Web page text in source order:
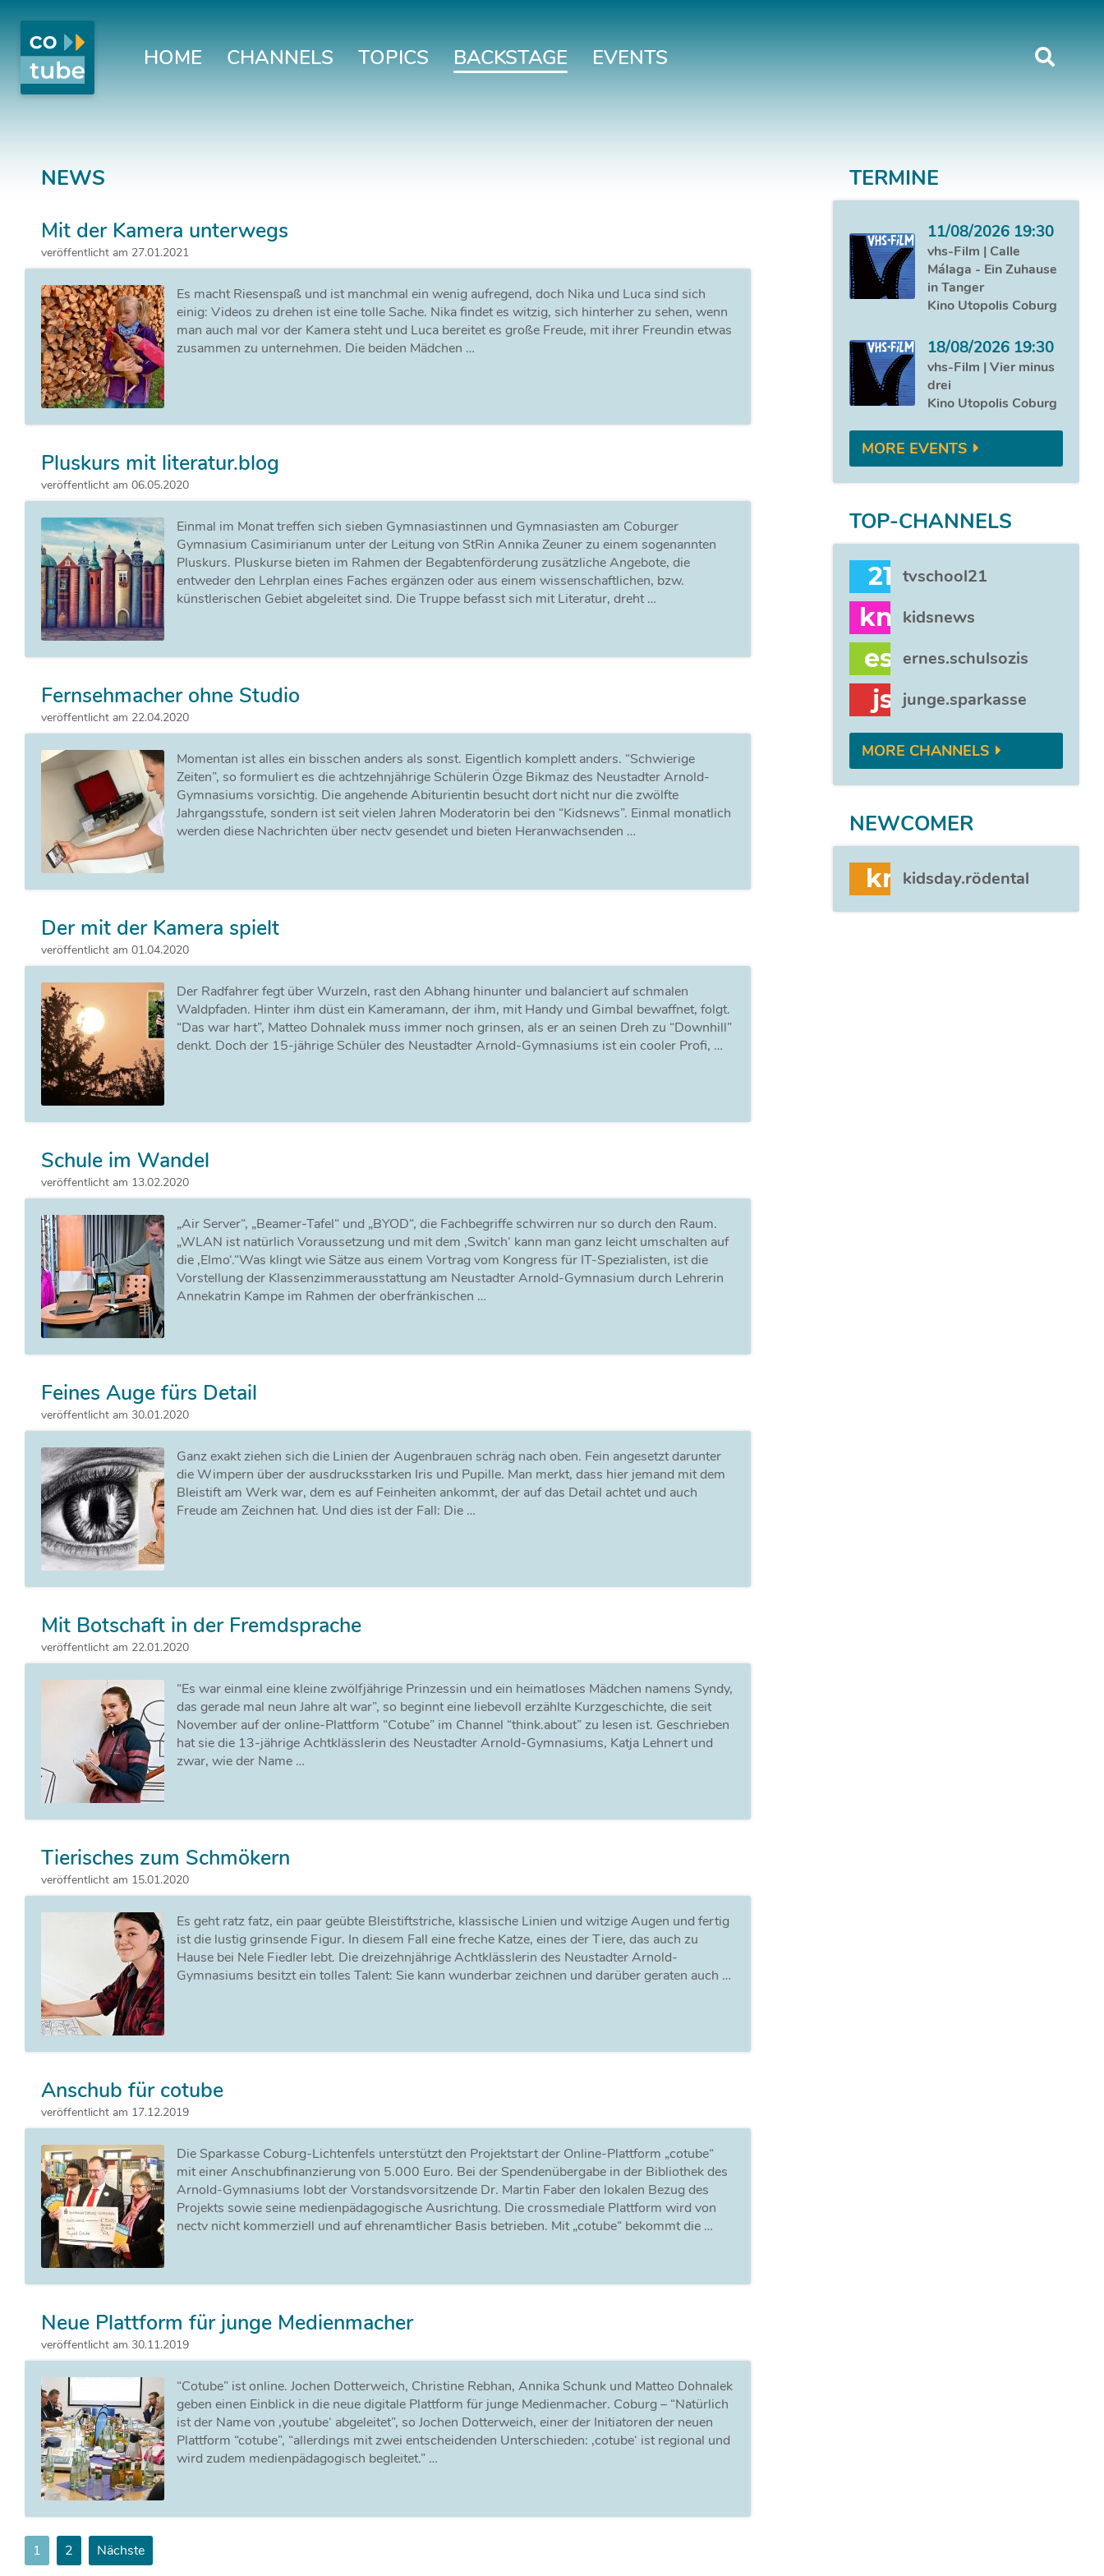
HOME CHANNELS TOPICS BACKSTAGE EVENTS
NEWS
Mit der Kamera unterwegs
veröffentlicht am 27.01.2021
Es macht Riesenspaß und ist manchmal ein wenig aufregend, doch Nika und Luca sind sich
einig: Videos zu drehen ist eine tolle Sache. Nika findet es witzig, sich hinterher zu sehen, wenn
man auch mal vor der Kamera steht und Luca bereitet es große Freude, mit ihrer Freundin etwas
zusammen zu unternehmen. Die beiden Mädchen …
Pluskurs mit literatur.blog
veröffentlicht am 06.05.2020
Einmal im Monat treffen sich sieben Gymnasiastinnen und Gymnasiasten am Coburger
Gymnasium Casimirianum unter der Leitung von StRin Annika Zeuner zu einem sogenannten
Pluskurs. Pluskurse bieten im Rahmen der Begabtenförderung zusätzliche Angebote, die
entweder den Lehrplan eines Faches ergänzen oder aus einem wissenschaftlichen, bzw.
künstlerischen Gebiet abgeleitet sind. Die Truppe befasst sich mit Literatur, dreht …
Fernsehmacher ohne Studio
veröffentlicht am 22.04.2020
Momentan ist alles ein bisschen anders als sonst. Eigentlich komplett anders. “Schwierige
Zeiten”, so formuliert es die achtzehnjährige Schülerin Özge Bikmaz des Neustadter Arnold-
Gymnasiums vorsichtig. Die angehende Abiturientin besucht dort nicht nur die zwölfte
Jahrgangsstufe, sondern ist seit vielen Jahren Moderatorin bei den “Kidsnews”. Einmal monatlich
werden diese Nachrichten über nectv gesendet und bieten Heranwachsenden …
Der mit der Kamera spielt
veröffentlicht am 01.04.2020
Der Radfahrer fegt über Wurzeln, rast den Abhang hinunter und balanciert auf schmalen
Waldpfaden. Hinter ihm düst ein Kameramann, der ihm, mit Handy und Gimbal bewaffnet, folgt.
“Das war hart”, Matteo Dohnalek muss immer noch grinsen, als er an seinen Dreh zu “Downhill”
denkt. Doch der 15-jährige Schüler des Neustadter Arnold-Gymnasiums ist ein cooler Profi, …
Schule im Wandel
veröffentlicht am 13.02.2020
„Air Server“, „Beamer-Tafel“ und „BYOD“, die Fachbegriffe schwirren nur so durch den Raum.
„WLAN ist natürlich Voraussetzung und mit dem ,Switch‘ kann man ganz leicht umschalten auf
die ,Elmo‘.“Was klingt wie Sätze aus einem Vortrag vom Kongress für IT-Spezialisten, ist die
Vorstellung der Klassenzimmerausstattung am Neustadter Arnold-Gymnasium durch Lehrerin
Annekatrin Kampe im Rahmen der oberfränkischen …
Feines Auge fürs Detail
veröffentlicht am 30.01.2020
Ganz exakt ziehen sich die Linien der Augenbrauen schräg nach oben. Fein angesetzt darunter
die Wimpern über der ausdrucksstarken Iris und Pupille. Man merkt, dass hier jemand mit dem
Bleistift am Werk war, dem es auf Feinheiten ankommt, der auf das Detail achtet und auch
Freude am Zeichnen hat. Und dies ist der Fall: Die …
Mit Botschaft in der Fremdsprache
veröffentlicht am 22.01.2020
“Es war einmal eine kleine zwölfjährige Prinzessin und ein heimatloses Mädchen namens Syndy,
das gerade mal neun Jahre alt war”, so beginnt eine liebevoll erzählte Kurzgeschichte, die seit
November auf der online-Plattform “Cotube” im Channel “think.about” zu lesen ist. Geschrieben
hat sie die 13-jährige Achtklässlerin des Neustadter Arnold-Gymnasiums, Katja Lehnert und
zwar, wie der Name …
Tierisches zum Schmökern
veröffentlicht am 15.01.2020
Es geht ratz fatz, ein paar geübte Bleistiftstriche, klassische Linien und witzige Augen und fertig
ist die lustig grinsende Figur. In diesem Fall eine freche Katze, eines der Tiere, das auch zu
Hause bei Nele Fiedler lebt. Die dreizehnjährige Achtklässlerin des Neustadter Arnold-
Gymnasiums besitzt ein tolles Talent: Sie kann wunderbar zeichnen und darüber geraten auch …
Anschub für cotube
veröffentlicht am 17.12.2019
Die Sparkasse Coburg-Lichtenfels unterstützt den Projektstart der Online-Plattform „cotube“
mit einer Anschubfinanzierung von 5.000 Euro. Bei der Spendenübergabe in der Bibliothek des
Arnold-Gymnasiums lobt der Vorstandsvorsitzende Dr. Martin Faber den lokalen Bezug des
Projekts sowie seine medienpädagogische Ausrichtung. Die crossmediale Plattform wird von
nectv nicht kommerziell und auf ehrenamtlicher Basis betrieben. Mit „cotube“ bekommt die …
Neue Plattform für junge Medienmacher
veröffentlicht am 30.11.2019
“Cotube” ist online. Jochen Dotterweich, Christine Rebhan, Annika Schunk und Matteo Dohnalek
geben einen Einblick in die neue digitale Plattform für junge Medienmacher. Coburg – “Natürlich
ist der Name von ‚youtube‘ abgeleitet”, so Jochen Dotterweich, einer der Initiatoren der neuen
Plattform “cotube”, “allerdings mit zwei entscheidenden Unterschieden: ‚cotube‘ ist regional und
wird zudem medienpädagogisch begleitet.” …
1 2 Nächste
TERMINE
11/08/2026 19:30
vhs-Film | Calle
Málaga - Ein Zuhause
in Tanger
Kino Utopolis Coburg
18/08/2026 19:30
vhs-Film | Vier minus
drei
Kino Utopolis Coburg
MORE EVENTS
TOP-CHANNELS
21 tvschool21
kn kidsnews
es ernes.schulsozis
js junge.sparkasse
MORE CHANNELS
NEWCOMER
kr kidsday.rödental